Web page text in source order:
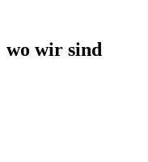
wo wir sind